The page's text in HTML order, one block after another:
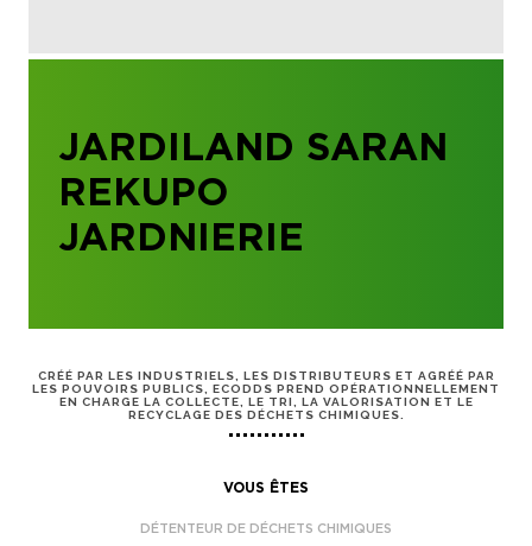
JARDILAND SARAN
REKUPO
JARDNIERIE
CRÉÉ PAR LES INDUSTRIELS, LES DISTRIBUTEURS ET AGRÉÉ PAR
LES POUVOIRS PUBLICS, ECODDS PREND OPÉRATIONNELLEMENT
EN CHARGE LA COLLECTE, LE TRI, LA VALORISATION ET LE
RECYCLAGE DES DÉCHETS CHIMIQUES.
VOUS ÊTES
DÉTENTEUR DE DÉCHETS CHIMIQUES